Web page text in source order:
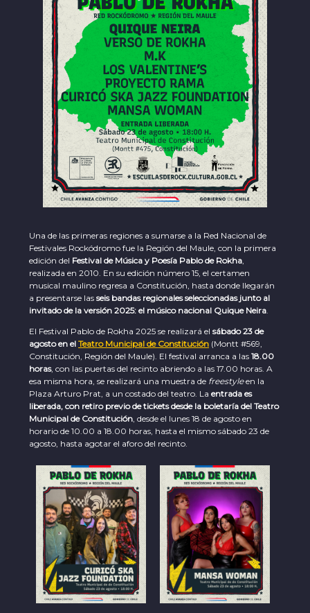
Una de las primeras regiones a sumarse a la Red Nacional de
Festivales Rockódromo fue la Región del Maule, con la primera
edición del Festival de Música y Poesía Pablo de Rokha,
realizada en 2010. En su edición número 15, el certamen
musical maulino regresa a Constitución, hasta donde llegarán
a presentarse las seis bandas regionales seleccionadas junto al
invitado de la versión 2025: el músico nacional Quique Neira.
El Festival Pablo de Rokha 2025 se realizará el sábado 23 de
agosto en el Teatro Municipal de Constitución (Montt #569,
Constitución, Región del Maule). El festival arranca a las 18.00
horas, con las puertas del recinto abriendo a las 17.00 horas. A
esa misma hora, se realizará una muestra de freestyleen la
Plaza Arturo Prat, a un costado del teatro. La entrada es
liberada, con retiro previo de tickets desde la boletaría del Teatro
Municipal de Constitución, desde el lunes 18 de agosto en
horario de 10.00 a 18.00 horas, hasta el mismo sábado 23 de
agosto, hasta agotar el aforo del recinto.